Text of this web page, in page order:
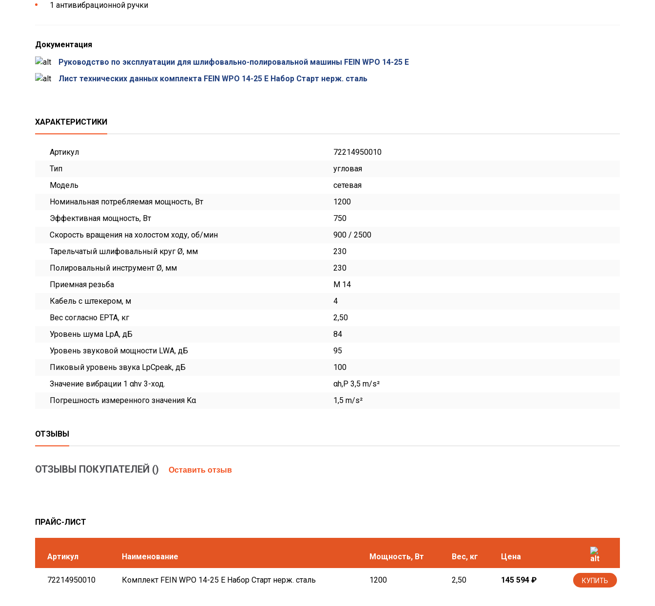
1 антивибрационной ручки
Документация
Руководство по эксплуатации для шлифовально-полировальной машины FEIN WPO 14-25 E
Лист технических данных комплекта FEIN WPO 14-25 E Набор Старт нерж. сталь
ХАРАКТЕРИСТИКИ
Артикул
72214950010
Тип
угловая
Модель
сетевая
Номинальная потребляемая мощность, Вт
1200
Эффективная мощность, Вт
750
Скорость вращения на холостом ходу, об/мин
900 / 2500
Тарельчатый шлифовальный круг Ø, мм
230
Полировальный инструмент Ø, мм
230
Приемная резьба
M 14
Кабель с штекером, м
4
Вес согласно EPTA, кг
2,50
Уровень шума LpA, дБ
84
Уровень звуковой мощности LWA, дБ
95
Пиковый уровень звука LpCpeak, дБ
100
Значение вибрации 1 αhv 3-ход.
αh,P 3,5 m/s²
Погрешность измеренного значения Kα
1,5 m/s²
ОТЗЫВЫ
ОТЗЫВЫ ПОКУПАТЕЛЕЙ () Оставить отзыв
ПРАЙС-ЛИСТ
Артикул Наименование Мощность, Вт Вес, кг Цена
72214950010 Комплект FEIN WPO 14-25 E Набор Старт нерж. сталь 1200 2,50 145 594 ₽ КУПИТЬ